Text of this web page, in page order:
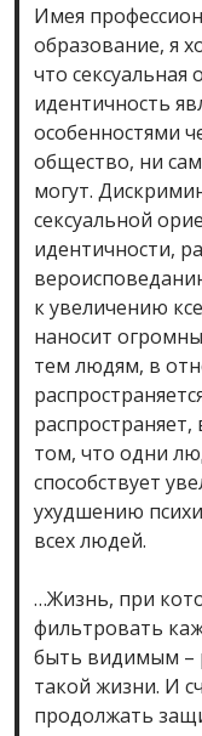
Имея
образование, я
что сексуальная
идентичность
особенностями
общество, ни
могут.
сексуальной
идентичности,
к увеличению
наносит
тем людям, в
том, что одни
способствует
ухудшению
всех людей.
…Жизнь, при
фильтровать
быть видимым –
такой жизни. И
продолжать